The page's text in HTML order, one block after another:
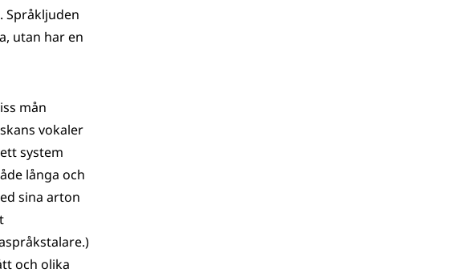
Språkljuden
utan har en
mån
vokaler
system
långa och
sina arton
och olika